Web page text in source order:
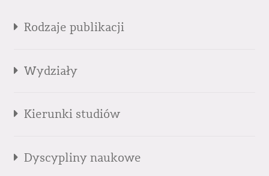
Rodzaje publikacji
Wydziały
Kierunki studiów
Dyscypliny naukowe